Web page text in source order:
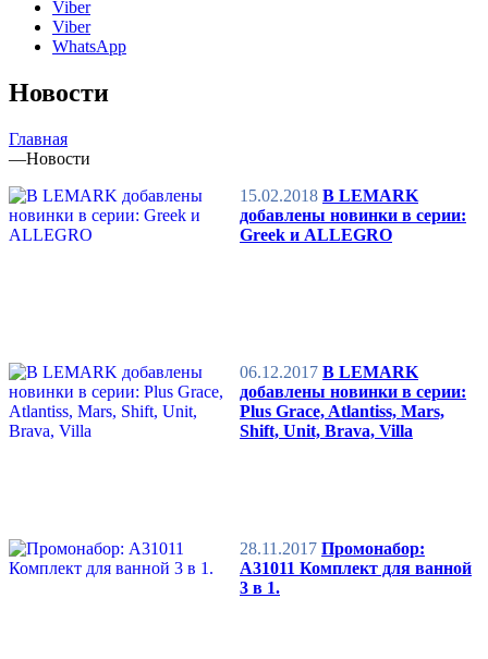
Viber
Viber
WhatsApp
Новости
Главная
—Новости
15.02.2018 В LEMARK
добавлены новинки в серии:
Greek и ALLEGRO
06.12.2017 В LEMARK
добавлены новинки в серии:
Plus Grace, Atlantiss, Mars,
Shift, Unit, Brava, Villa
28.11.2017 Промонабор:
A31011 Комплект для ванной
3 в 1.